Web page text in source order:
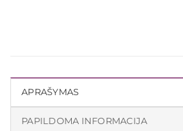
APRAŠYMAS
PAPILDOMA INFORMACIJA